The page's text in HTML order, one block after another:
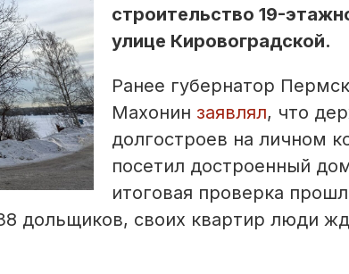
строительство 19-
улице Кировоградской.
Ранее губернатор
Махонин заявлял, что
долгостроев на личном
посетил достроенный
итоговая проверка
дольщиков, своих квартир люди